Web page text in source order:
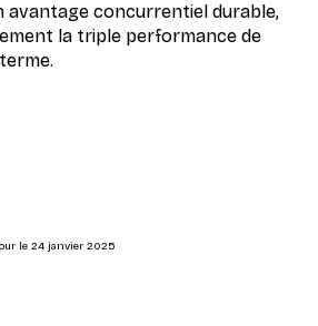
avantage concurrentiel durable,
la triple performance de
le 24 janvier 2025